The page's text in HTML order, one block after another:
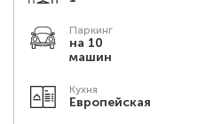
Паркинг
на 10
машин
Кухня
Европейская